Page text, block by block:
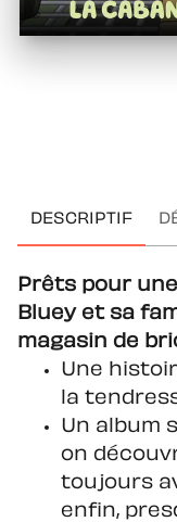
DESCRIPTIF
Prêts pour
Bluey et sa
magasin de
Une
la
Un album
on
toujours
enfin,